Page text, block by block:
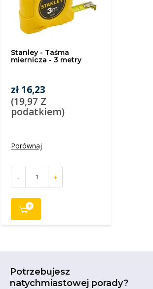
Stanley - Taśma
miernicza - 3 metry
zł 16,23
(19,97 Z
podatkiem)
Porównaj
- +
Potrzebujesz
natychmiastowej porady?